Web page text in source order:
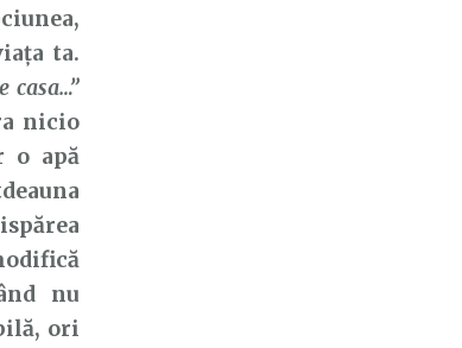
ta.
casa…”
nicio
o apă
nu
ori